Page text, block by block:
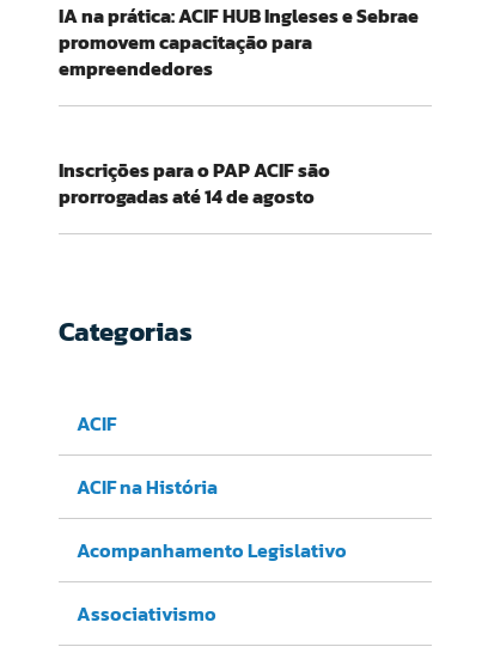
IA na prática: ACIF HUB Ingleses e Sebrae
promovem capacitação para
empreendedores
Inscrições para o PAP ACIF são
prorrogadas até 14 de agosto
Categorias
ACIF
ACIF na História
Acompanhamento Legislativo
Associativismo